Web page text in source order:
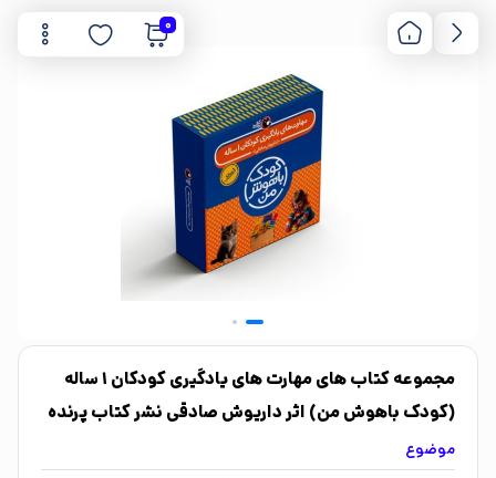
0
مجموعه کتاب های مهارت های یادگیری کودکان 1 ساله
(کودک باهوش من) اثر داریوش صادقی نشر کتاب پرنده
موضوع